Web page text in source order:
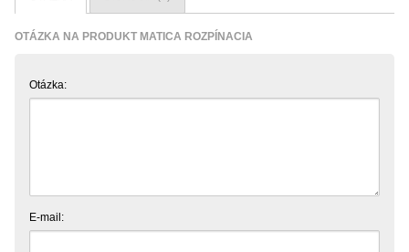
OTÁZKA NA PRODUKT MATICA ROZPÍNACIA
Otázka:
E-mail: